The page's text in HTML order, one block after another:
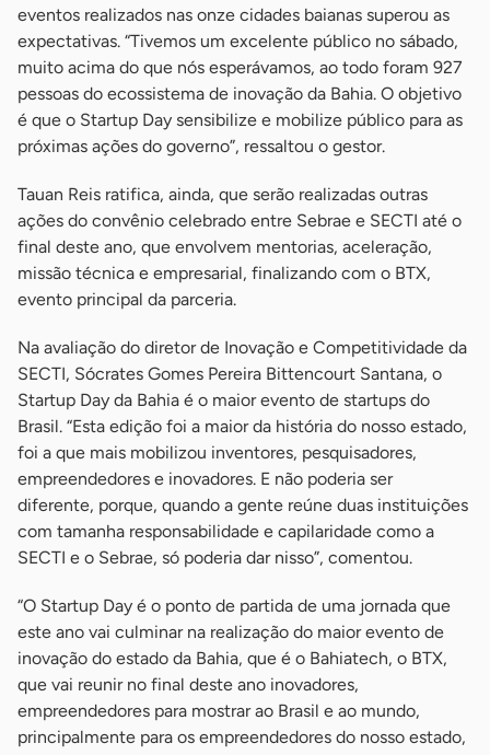
eventos realizados nas onze cidades baianas superou as
expectativas. “Tivemos um excelente público no sábado,
muito acima do que nós esperávamos, ao todo foram 927
pessoas do ecossistema de inovação da Bahia. O objetivo
é que o Startup Day sensibilize e mobilize público para as
próximas ações do governo”, ressaltou o gestor.
Tauan Reis ratifica, ainda, que serão realizadas outras
ações do convênio celebrado entre Sebrae e SECTI até o
final deste ano, que envolvem mentorias, aceleração,
missão técnica e empresarial, finalizando com o BTX,
evento principal da parceria.
Na avaliação do diretor de Inovação e Competitividade da
SECTI, Sócrates Gomes Pereira Bittencourt Santana, o
Startup Day da Bahia é o maior evento de startups do
Brasil. “Esta edição foi a maior da história do nosso estado,
foi a que mais mobilizou inventores, pesquisadores,
empreendedores e inovadores. E não poderia ser
diferente, porque, quando a gente reúne duas instituições
com tamanha responsabilidade e capilaridade como a
SECTI e o Sebrae, só poderia dar nisso”, comentou.
“O Startup Day é o ponto de partida de uma jornada que
este ano vai culminar na realização do maior evento de
inovação do estado da Bahia, que é o Bahiatech, o BTX,
que vai reunir no final deste ano inovadores,
empreendedores para mostrar ao Brasil e ao mundo,
principalmente para os empreendedores do nosso estado,